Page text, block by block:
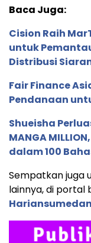
Baca Juga:
Cision Raih
untuk
Distribusi
Fair Finance
Pendanaan
Shueisha
MANGA
dalam 100
Sempatkan juga
lainnya, di portal